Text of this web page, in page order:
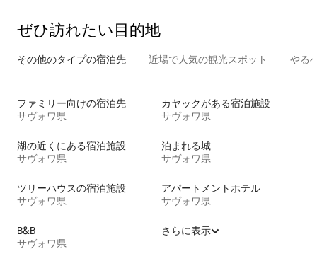
ぜひ訪⁠れ⁠た⁠い目⁠的⁠地
その他のタ⁠イ⁠プ⁠の宿⁠泊⁠先 近場で人気の観光スポット やる
ファミリー向けの宿泊先
サヴォワ県
カヤックがある宿泊施設
サヴォワ県
湖の近くにある宿泊施設
サヴォワ県
泊まれる城
サヴォワ県
ツリーハウスの宿泊施設
サヴォワ県
アパートメントホテル
サヴォワ県
B&B
サヴォワ県
さらに表示